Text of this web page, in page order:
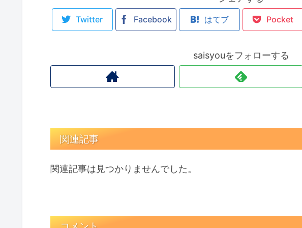
Twitter Facebook はてブ Pocket
saisyouをフォローする
関連記事
関連記事は見つかりませんでした。